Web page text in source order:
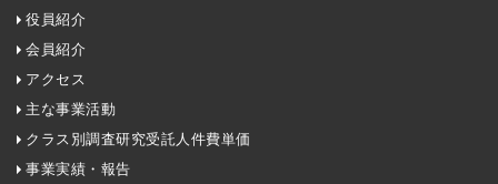
役員紹介
会員紹介
アクセス
主な事業活動
クラス別調査研究受託人件費単価
事業実績・報告